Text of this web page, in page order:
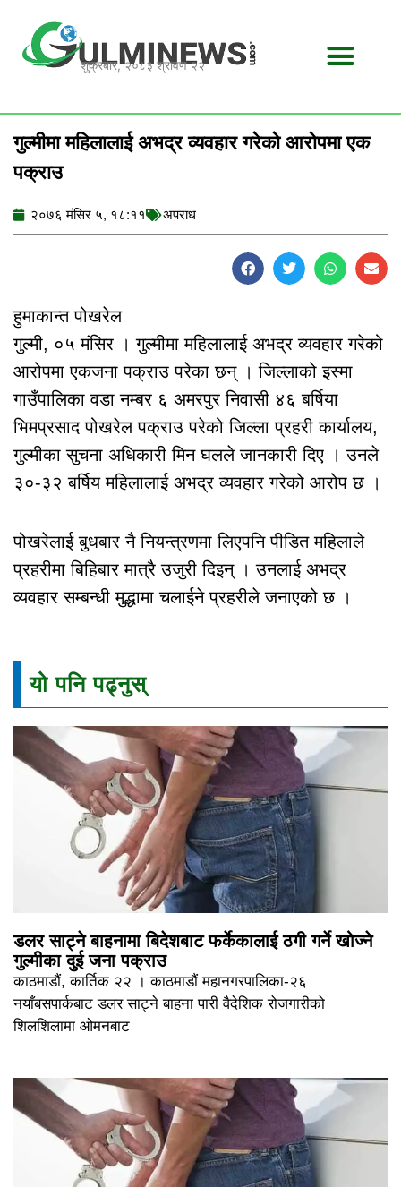
content
शुक्रबार, २०८३ श्रावण २२
गुल्मीमा महिलालाई अभद्र व्यवहार गरेको आरोपमा एक
पक्राउ
२०७६ मंसिर ५, १८:११ अपराध
हुमाकान्त पोखरेल
गुल्मी, ०५ मंसिर । गुल्मीमा महिलालाई अभद्र व्यवहार गरेको
आरोपमा एकजना पक्राउ परेका छन् । जिल्लाको इस्मा
गाउँपालिका वडा नम्बर ६ अमरपुर निवासी ४६ बर्षिया
भिमप्रसाद पोखरेल पक्राउ परेको जिल्ला प्रहरी कार्यालय,
गुल्मीका सुचना अधिकारी मिन घलले जानकारी दिए । उनले
३०-३२ बर्षिय महिलालाई अभद्र व्यवहार गरेको आरोप छ ।
पोखरेलाई बुधबार नै नियन्त्रणमा लिएपनि पीडित महिलाले
प्रहरीमा बिहिबार मात्रै उजुरी दिइन् । उनलाई अभद्र
व्यवहार सम्बन्धी मुद्धामा चलाईने प्रहरीले जनाएको छ ।
यो पनि पढ्नुस्
डलर साट्ने बाहनामा बिदेशबाट फर्केकालाई ठगी गर्ने खोज्ने
गुल्मीका दुई जना पक्राउ
काठमाडौं, कार्तिक २२ । काठमाडौं महानगरपालिका-२६
नयाँबसपार्कबाट डलर साट्ने बाहना पारी वैदेशिक रोजगारीको
शिलशिलामा ओमनबाट